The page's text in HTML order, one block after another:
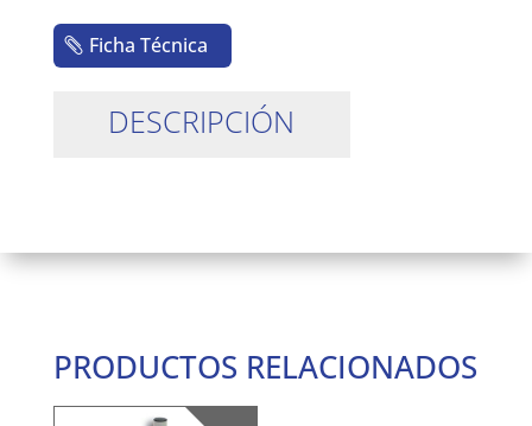
Ficha Técnica
DESCRIPCIÓN
PRODUCTOS RELACIONADOS